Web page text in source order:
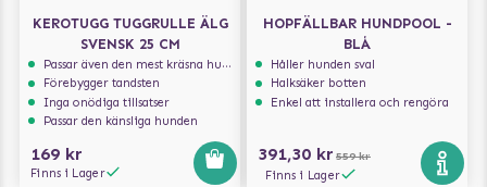
KEROTUGG TUGGRULLE ÄLG
SVENSK 25 CM
Passar även den mest kräsna hunden
Förebygger tandsten
Inga onödiga tillsatser
Passar den känsliga hunden
169 kr
Finns i Lager
HOPFÄLLBAR HUNDPOOL -
BLÅ
Håller hunden sval
Halksäker botten
Enkel att installera och rengöra
391,30 kr 559 kr
Finns i Lager